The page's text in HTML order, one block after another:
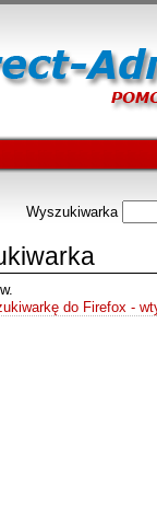
Wyszukiwarka
do Firefox -